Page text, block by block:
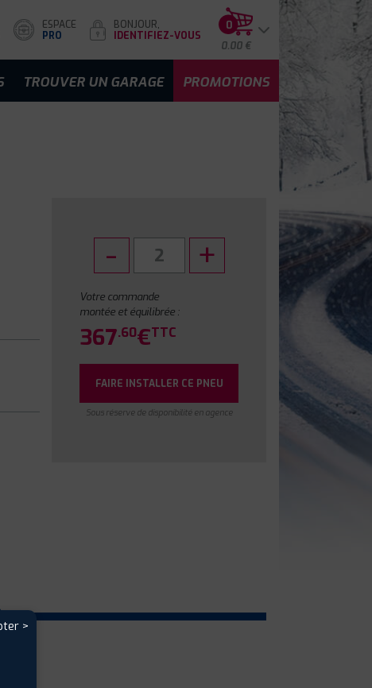
ESPACE
PRO
BONJOUR,
IDENTIFIEZ-VOUS
0
0.00 €
TROUVER UN GARAGE PROMOTIONS
Votre commande
montée et équilibrée :
367.60€TTC
FAIRE INSTALLER CE PNEU
Sous réserve de disponibilité en agence
>